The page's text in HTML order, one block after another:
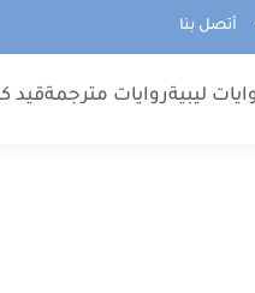
أتصل بنا
ليبيةروايات مترجمةقيد